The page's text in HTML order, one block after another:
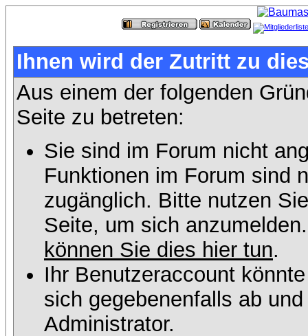
Ihnen wird der Zutritt zu
Aus einem der folgenden
Seite zu betreten:
Sie sind im Forum nicht
Funktionen im Forum sind
zugänglich. Bitte nutzen
Seite, um sich
können Sie dies hier tun.
Ihr Benutzeraccount
sich gegebenenfalls ab
Administrator.